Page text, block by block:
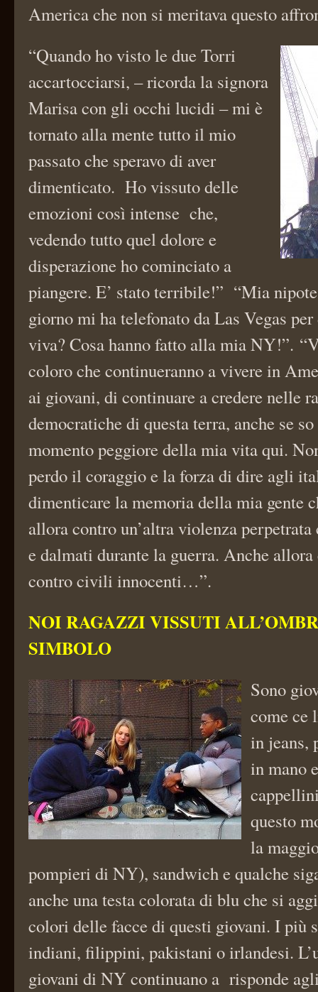
America che non si meritava questo
“Quando ho visto le due Torri
accartocciarsi, – ricorda la signora
Marisa con gli occhi lucidi – mi è
tornato alla mente tutto il mio
passato che speravo di aver
dimenticato. Ho vissuto delle
emozioni così intense che,
vedendo tutto quel dolore e
disperazione ho cominciato a
piangere. E’ stato terribile!” “Mia
giorno mi ha telefonato da Las Vegas
viva? Cosa hanno fatto alla mia NY!”.
coloro che continueranno a vivere in
ai giovani, di continuare a credere nelle
democratiche di questa terra, anche se
momento peggiore della mia vita qui.
perdo il coraggio e la forza di dire agli
dimenticare la memoria della mia gente
allora contro un’altra violenza
e dalmati durante la guerra. Anche
contro civili innocenti…”.
NOI RAGAZZI VISSUTI
SIMBOLO
Sono
come ce
in jeans,
in mano
questo
la
pompieri di NY), sandwich e qualche
anche una testa colorata di blu che si
colori delle facce di questi giovani. I più
indiani, filippini, pakistani o irlandesi.
giovani di NY continuano a risponde